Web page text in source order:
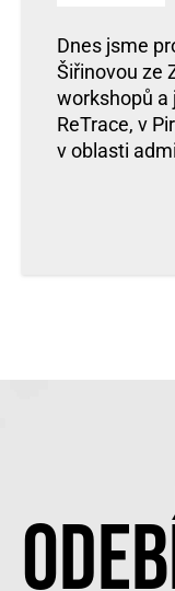
Dnes jsme
Šiřinovou ze
workshopů a
ReTrace, v
v oblasti